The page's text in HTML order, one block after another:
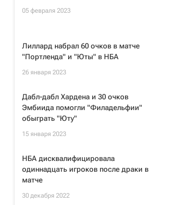
05 февраля 2023
Лиллард набрал 60 очков в матче
"Портленда" и "Юты" в НБА
26 января 2023
Дабл-дабл Хардена и 30 очков
Эмбиида помогли "Филадельфии"
обыграть "Юту"
15 января 2023
НБА дисквалифицировала
одиннадцать игроков после драки в
матче
30 декабря 2022